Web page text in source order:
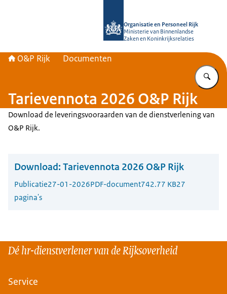
Organisatie en Personeel Rijk
Ministerie van Binnenlandse
Zaken en Koninkrijksrelaties
O&P Rijk Documenten
Tarievennota 2026 O&P Rijk
Download de leveringsvooraarden van de dienstverlening van
O&P Rijk.
Download: Tarievennota 2026 O&P Rijk
Publicatie27-01-2026PDF-document742.77 KB27
pagina's
Dé hr-dienstverlener van de Rijksoverheid
Service